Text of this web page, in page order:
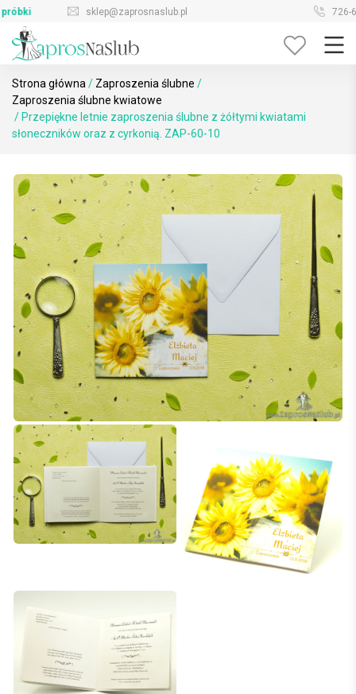
Skip
content
sklep@zaprosnaslub.pl 726-644-296
Strona główna / Zaproszenia ślubne /
Zaproszenia ślubne kwiatowe
/ Przepiękne letnie zaproszenia ślubne z żółtymi kwiatami
słoneczników oraz z cyrkonią. ZAP-60-10